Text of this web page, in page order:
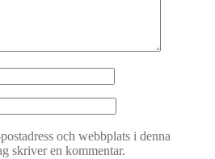
och webbplats i denna
skriver en kommentar.